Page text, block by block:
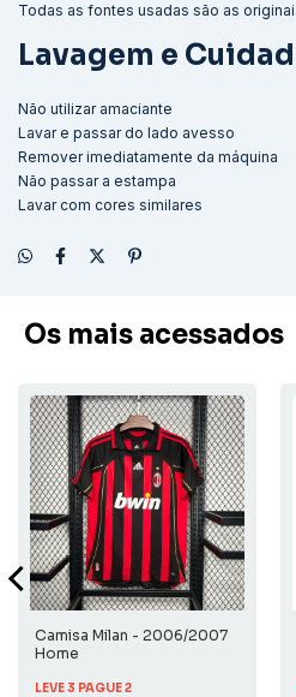
Todas as fontes usadas são as
Lavagem e
Não utilizar amaciante
Lavar e passar do lado avesso
Remover imediatamente da máquina
Não passar a estampa
Lavar com cores similares
Os mais acessados
Camisa Milan - 2006/2007
Home
LEVE 3 PAGUE 2